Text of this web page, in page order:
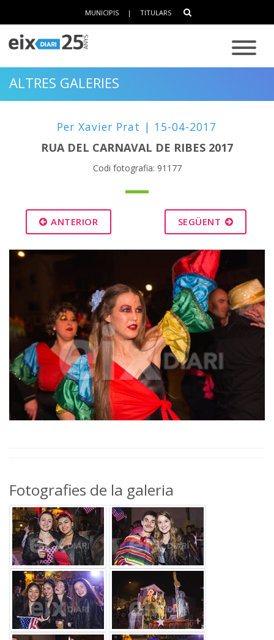
MUNICIPIS | TITULARS
ALTRES GALERIES
Per Xavier Prat | 15-04-2017
RUA DEL CARNAVAL DE RIBES 2017
Codi fotografia: 91177
ANTERIOR SEGÜENT
Fotografies de la galeria